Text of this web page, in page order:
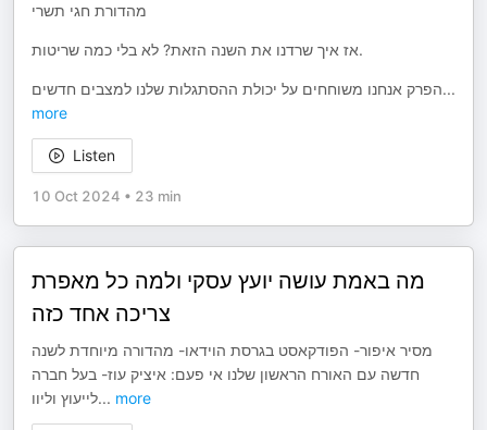
מהדורת חגי תשרי
אז איך שרדנו את השנה הזאת? לא בלי כמה שריטות.
הפרק אנחנו משוחחים על יכולת ההסתגלות שלנו למצבים חדשים...
more
Listen
10 Oct 2024 • 23 min
מה באמת עושה יועץ עסקי ולמה כל מאפרת
צריכה אחד כזה
מסיר איפור- הפודקאסט בגרסת הוידאו- מהדורה מיוחדת לשנה
חדשה עם האורח הראשון שלנו אי פעם: איציק עוז- בעל חברה
לייעוץ וליוו... more